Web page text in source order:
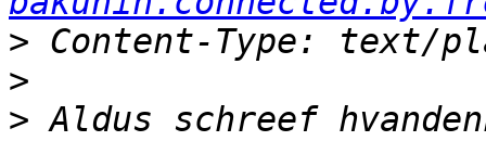
>
>
> Aldus schreef